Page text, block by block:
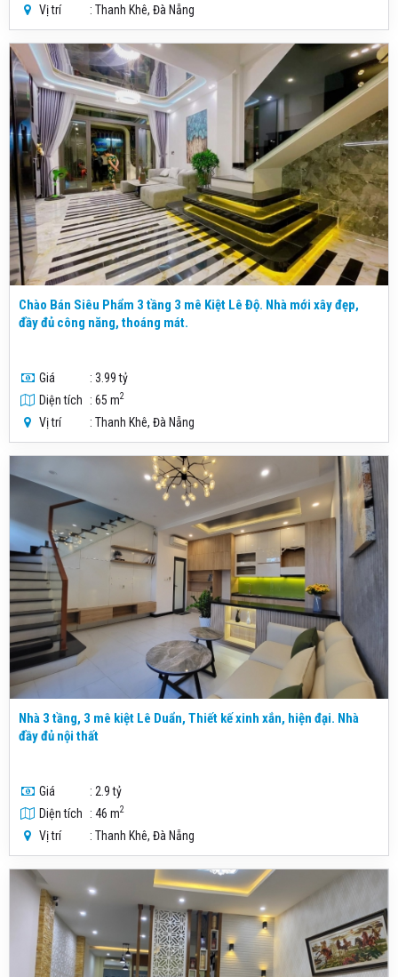
Vị trí : Thanh Khê, Đà Nẵng
Chào Bán Siêu Phẩm 3 tầng 3 mê Kiệt Lê Độ. Nhà mới xây đẹp,
đầy đủ công năng, thoáng mát.
Giá
: 3.99 tỷ
Diện tích
: 65 m2
Vị trí : Thanh Khê, Đà Nẵng
Nhà 3 tầng, 3 mê kiệt Lê Duẩn, Thiết kế xinh xắn, hiện đại. Nhà
đầy đủ nội thất
Giá
: 2.9 tỷ
Diện tích
: 46 m2
Vị trí : Thanh Khê, Đà Nẵng